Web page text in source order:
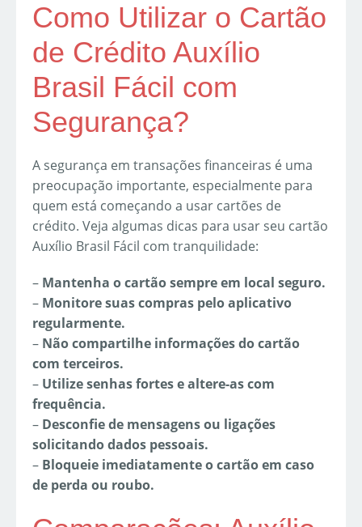
Como Utilizar o Cartão
de Crédito Auxílio
Brasil Fácil com
Segurança?
A segurança em transações financeiras é uma
preocupação importante, especialmente para
quem está começando a usar cartões de
crédito. Veja algumas dicas para usar seu cartão
Auxílio Brasil Fácil com tranquilidade:
– Mantenha o cartão sempre em local seguro.
– Monitore suas compras pelo aplicativo
regularmente.
– Não compartilhe informações do cartão
com terceiros.
– Utilize senhas fortes e altere-as com
frequência.
– Desconfie de mensagens ou ligações
solicitando dados pessoais.
– Bloqueie imediatamente o cartão em caso
de perda ou roubo.